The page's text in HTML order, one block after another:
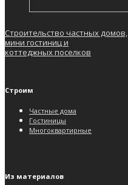
Строительство частных домов,
мини гостиниц и
коттеджных поселков
Строим
Частные дома
Гостиницы
Многоквартирные
Из материалов